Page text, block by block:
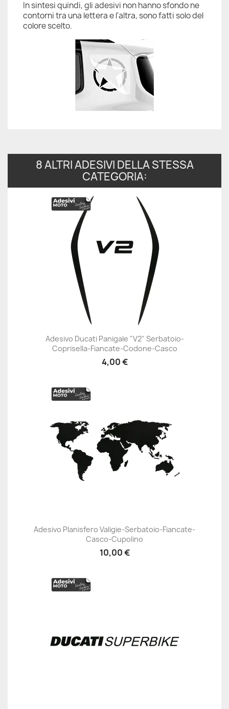
In sintesi quindi, gli adesivi non hanno sfondo ne
contorni tra una lettera e l'altra, sono fatti solo del
colore scelto.
8 ALTRI ADESIVI DELLA STESSA
CATEGORIA:
Adesivo Ducati Panigale "V2" Serbatoio-
Coprisella-Fiancate-Codone-Casco
4,00 €
Adesivo Planisfero Valigie-Serbatoio-Fiancate-
Casco-Cupolino
10,00 €